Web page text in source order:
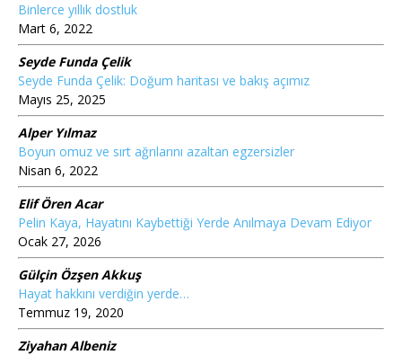
Binlerce yıllık dostluk
Mart 6, 2022
Seyde Funda Çelik
Seyde Funda Çelik: Doğum haritası ve bakış açımız
Mayıs 25, 2025
Alper Yılmaz
Boyun omuz ve sırt ağrılarını azaltan egzersizler
Nisan 6, 2022
Elif Ören Acar
Pelin Kaya, Hayatını Kaybettiği Yerde Anılmaya Devam Ediyor
Ocak 27, 2026
Gülçin Özşen Akkuş
Hayat hakkını verdiğin yerde…
Temmuz 19, 2020
Ziyahan Albeniz